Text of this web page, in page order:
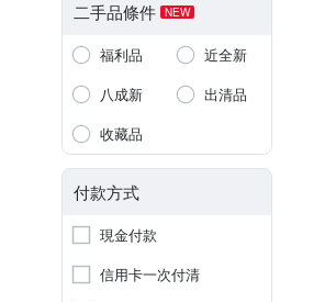
二手品條件 NEW
福利品
近全新
八成新
出清品
收藏品
付款方式
現金付款
信用卡一次付清